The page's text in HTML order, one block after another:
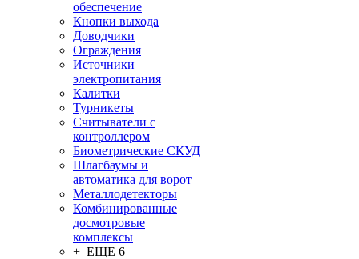
обеспечение
Кнопки выхода
Доводчики
Ограждения
Источники
электропитания
Калитки
Турникеты
Считыватели с
контроллером
Биометрические СКУД
Шлагбаумы и
автоматика для ворот
Металлодетекторы
Комбинированные
досмотровые
комплексы
+ ЕЩЕ 6